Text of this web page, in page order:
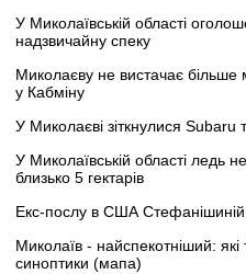
У Миколаївській області
надзвичайну спеку
Миколаєву не вистачає більше
у Кабміну
У Миколаєві зіткнулися Subaru
У Миколаївській області ледь
близько 5 гектарів
Екс-послу в США Стефанішиній
Миколаїв - найспекотніший:
синоптики (мапа)